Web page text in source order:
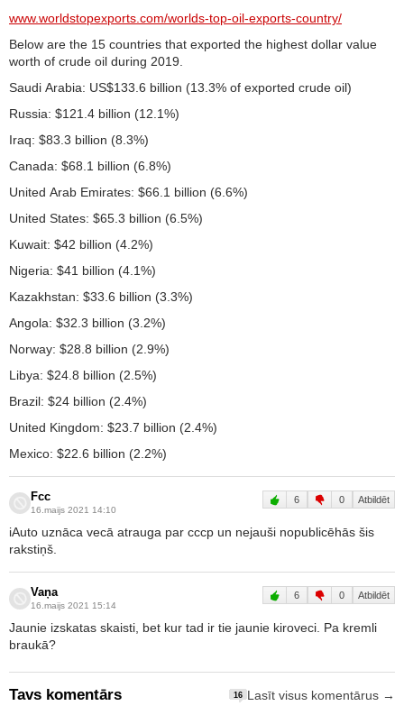
www.worldstopexports.com/worlds-top-oil-exports-country/
Below are the 15 countries that exported the highest dollar value
worth of crude oil during 2019.
Saudi Arabia: US$133.6 billion (13.3% of exported crude oil)
Russia: $121.4 billion (12.1%)
Iraq: $83.3 billion (8.3%)
Canada: $68.1 billion (6.8%)
United Arab Emirates: $66.1 billion (6.6%)
United States: $65.3 billion (6.5%)
Kuwait: $42 billion (4.2%)
Nigeria: $41 billion (4.1%)
Kazakhstan: $33.6 billion (3.3%)
Angola: $32.3 billion (3.2%)
Norway: $28.8 billion (2.9%)
Libya: $24.8 billion (2.5%)
Brazil: $24 billion (2.4%)
United Kingdom: $23.7 billion (2.4%)
Mexico: $22.6 billion (2.2%)
Fcc
16.maijs 2021 14:10
6 0 Atbildēt
iAuto uznāca vecā atrauga par cccp un nejauši nopublicēhās šis
rakstiņš.
Vaņa
16.maijs 2021 15:14
6 0 Atbildēt
Jaunie izskatas skaisti, bet kur tad ir tie jaunie kiroveci. Pa kremli
braukā?
Tavs komentārs 16 Lasīt visus komentārus →